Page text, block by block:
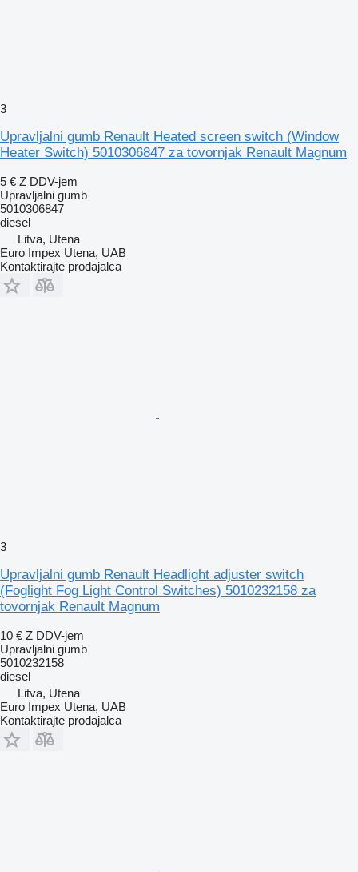
3
Upravljalni gumb Renault Heated screen switch (Window
Heater Switch) 5010306847 za tovornjak Renault Magnum
5 € Z DDV-jem
Upravljalni gumb
5010306847
diesel
Litva, Utena
Euro Impex Utena, UAB
Kontaktirajte prodajalca
3
Upravljalni gumb Renault Headlight adjuster switch
(Foglight Fog Light Control Switches) 5010232158 za
tovornjak Renault Magnum
10 € Z DDV-jem
Upravljalni gumb
5010232158
diesel
Litva, Utena
Euro Impex Utena, UAB
Kontaktirajte prodajalca